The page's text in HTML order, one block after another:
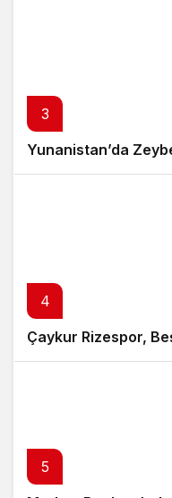
3
Yunanistan’da
4
Çaykur Rizespor,
5